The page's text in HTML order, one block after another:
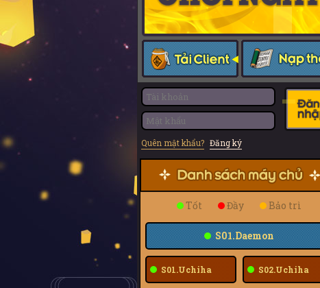
Quên mật khẩu? Đăng ký
Tốt Đầy Bảo trì
S01.Daemon
S02.Uchiha
S01.Uchiha